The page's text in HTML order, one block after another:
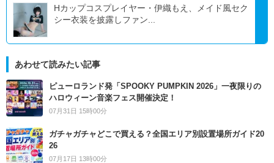
Hカップコスプレイヤー・伊織もえ、メイド風セク
シー衣装を披露しファン...
あわせて読みたい記事
ピューロランド発「SPOOKY PUMPKIN 2026」一夜限りの
ハロウィーン音楽フェス開催決定！
07月31日 15時00分
ガチャガチャどこで買える？全国エリア別設置場所ガイド20
26
07月17日 13時00分